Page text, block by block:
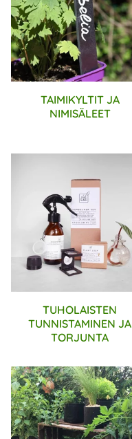
TAIMIKYLTIT JA
NIMISÄLEET
TUHOLAISTEN
TUNNISTAMINEN JA
TORJUNTA